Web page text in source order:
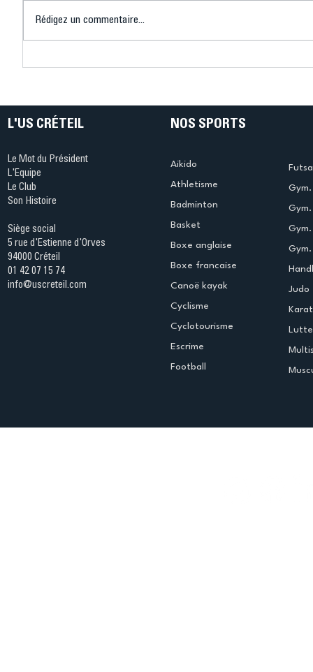
Ping ? Quand le tennis de
termine
Rédigez un commentaire...
L'US CRÉTEIL
Le Mot du Président
L'Equipe
Le Club
Son Histoire
Siège social
5 rue d'Estienne d'Orves
94000 Créteil
01 42 07 15 74
info@uscreteil.com
NOS SPORTS
Aikido
Athletisme
Badminton
Basket
Boxe anglaise
Boxe francaise
Canoë kayak
Cyclisme
Cyclotourisme
Escrime
Football
Judo
Lutte